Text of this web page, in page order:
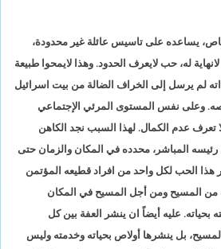
يساعده على تاسيس عائلة غير محدودة،
له، حب لايعرف الحدود. وهذا لايمحوا طبيعة
لم يرسل إلى الخراف الضالة من بيت اسرائيل
وعلى نفس المستوى المرئي الإجتماعي
تعرف عدم الكمال. لهذا السبب نجد الكاهن
المباشر، محدده في المكان والزمان حتى
الحب لكل واحد من افراد قطيعه المؤتمن
من المسيح ومن أجل المسيح في المكان
بحياته. عليه أيضاً ان ينشر العفة بين كل
بل ينشرها أولاص بحياته وخدمته وليس